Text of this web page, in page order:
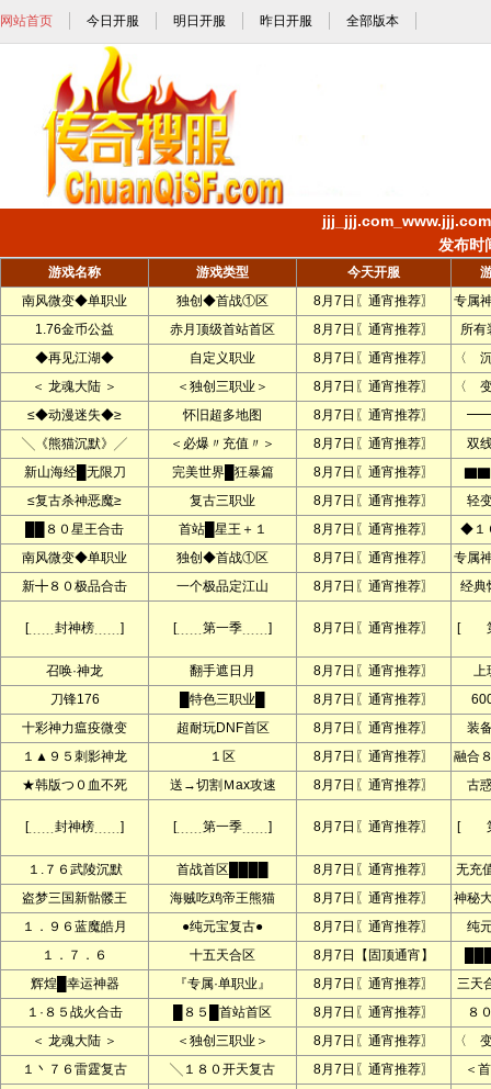
网站首页 今日开服 明日开服 昨日开服 全部版本
发布时
游戏名称 游戏类型 今天开服
南风微变◆单职业
独创◆首战①区 8月7日〖通宵推荐〗
专属
1.76金币公益
赤月顶级首站首区 8月7日〖通宵推荐〗
所有
◆再见江湖◆
自定义职业 8月7日〖通宵推荐〗
〈
＜ 龙魂大陆 ＞
＜独创三职业＞ 8月7日〖通宵推荐〗
〈
≤◆动漫迷失◆≥
怀旧超多地图 8月7日〖通宵推荐〗
━━
╲《熊猫沉默》╱
＜必爆〃充值〃＞ 8月7日〖通宵推荐〗
双
新山海经█无限刀
完美世界█狂暴篇 8月7日〖通宵推荐〗
≤复古杀神恶魔≥
复古三职业 8月7日〖通宵推荐〗
轻
██８０星王合击
首站█星王＋１ 8月7日〖通宵推荐〗
◆１
南风微变◆单职业
独创◆首战①区 8月7日〖通宵推荐〗
专属
新╋８０极品合击
一个极品定江山 8月7日〖通宵推荐〗 经
[﹍﹍封神榜﹍﹍] [﹍﹍第一季﹍﹍] 8月7日〖通宵推荐〗 [
召唤·神龙 翻手遮日月 8月7日〖通宵推荐〗
上
刀锋176
█特色三职业█ 8月7日〖通宵推荐〗
十彩神力瘟疫微变
超耐玩DNF首区 8月7日〖通宵推荐〗
装
１▲９５刺影神龙
１区 8月7日〖通宵推荐〗
融合
★韩版つ０血不死
送→切割Ｍax攻速 8月7日〖通宵推荐〗 古
[﹍﹍封神榜﹍﹍] [﹍﹍第一季﹍﹍] 8月7日〖通宵推荐〗 [
１.７６武陵沉默 首战首区████ 8月7日〖通宵推荐〗
无充
盗梦三国新骷髅王
海贼吃鸡帝王熊猫 8月7日〖通宵推荐〗
神秘
１．９６蓝魔皓月
●纯元宝复古● 8月7日〖通宵推荐〗
纯
１．７．６
十五天合区 8月7日【固顶通宵】
辉煌█幸运神器
『专属·单职业』 8月7日〖通宵推荐〗
三天
１·８５战火合击
█８５█首站首区 8月7日〖通宵推荐〗
８
＜ 龙魂大陆 ＞
＜独创三职业＞ 8月7日〖通宵推荐〗
〈
１丶７６雷霆复古
╲１８０开天复古 8月7日〖通宵推荐〗
＜